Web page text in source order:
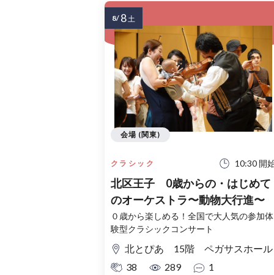
クラシック 10:30 開
北区王子 0歳からの・はじめて
のオーケストラ〜動物大行進〜
０歳から楽しめる！全国で大人気の参加体
験型クラシックコンサート
北とぴあ 15階 ペガサスホール
38
289 1
会場 (関東)
8/ 8土